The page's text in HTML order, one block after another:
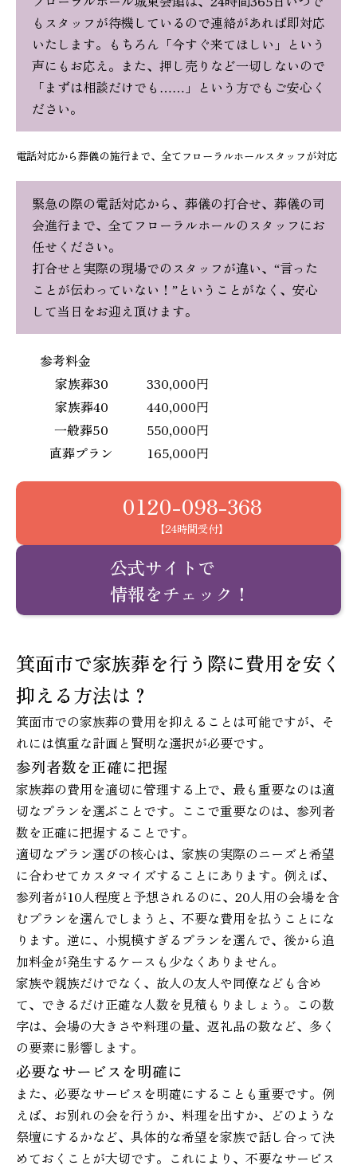
もスタッフが待機しているので連絡があれば即対応
いたします。もちろん「今すぐ来てほしい」という
声にもお応え。また、押し売りなど一切しないので
「まずは相談だけでも……」という方でもご安心く
ださい。
電話対応から葬儀の施行まで、全てフローラルホールスタッフが対応
緊急の際の電話対応から、葬儀の打合せ、葬儀の司
会進行まで、全てフローラルホールのスタッフにお
任せください。
打合せと実際の現場でのスタッフが違い、“言った
ことが伝わっていない！”ということがなく、安心
して当日をお迎え頂けます。
参考料金
家族葬30
330,000円
家族葬40
440,000円
一般葬50
550,000円
直葬プラン
165,000円
0120-098-368
【24時間受付】
公式サイトで
情報をチェック！
箕面市で家族葬を行う際に費用を安く
抑える方法は？
箕面市での家族葬の費用を抑えることは可能ですが、そ
れには慎重な計画と賢明な選択が必要です。
参列者数を正確に把握
家族葬の費用を適切に管理する上で、最も重要なのは適
切なプランを選ぶことです。ここで重要なのは、参列者
数を正確に把握することです。
適切なプラン選びの核心は、家族の実際のニーズと希望
に合わせてカスタマイズすることにあります。例えば、
参列者が10人程度と予想されるのに、20人用の会場を含
むプランを選んでしまうと、不要な費用を払うことにな
ります。逆に、小規模すぎるプランを選んで、後から追
加料金が発生するケースも少なくありません。
家族や親族だけでなく、故人の友人や同僚なども含め
て、できるだけ正確な人数を見積もりましょう。この数
字は、会場の大きさや料理の量、返礼品の数など、多く
の要素に影響します。
必要なサービスを明確に
また、必要なサービスを明確にすることも重要です。例
えば、お別れの会を行うか、料理を出すか、どのような
祭壇にするかなど、具体的な希望を家族で話し合って決
めておくことが大切です。これにより、不要なサービス